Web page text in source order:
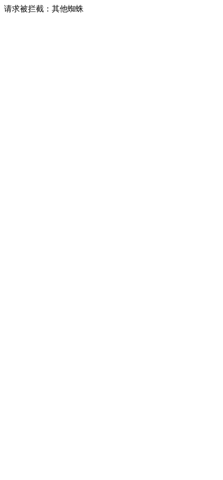
请求被拦截：其他蜘蛛